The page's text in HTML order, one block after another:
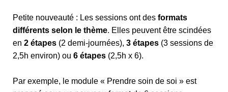
Petite nouveauté : Les sessions ont des formats
différents selon le thème. Elles peuvent être scindées
en 2 étapes (2 demi-journées), 3 étapes (3 sessions de
2,5h environ) ou 6 étapes (2,5h x 6).
Par exemple, le module « Prendre soin de soi » est